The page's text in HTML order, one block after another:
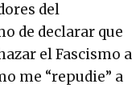
del
de declarar que
el Fascismo a
me “repudie” a